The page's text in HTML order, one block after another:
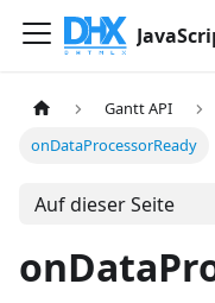
Gantt API
onDataProcessorReady
Auf dieser Seite